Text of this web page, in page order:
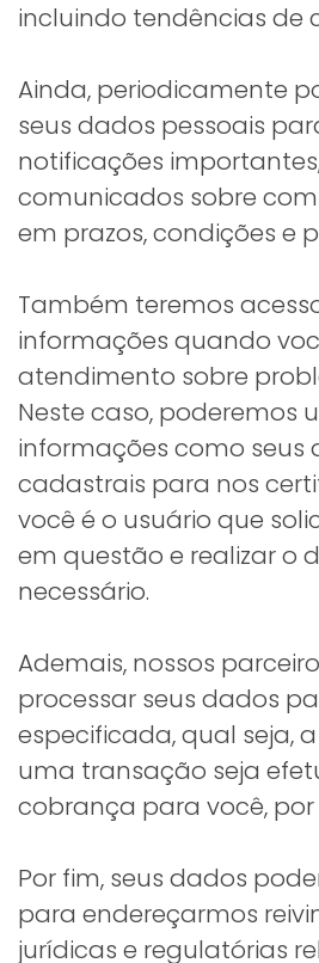
incluindo tendências de
Ainda, periodicamente
seus dados pessoais
notificações
comunicados sobre
em prazos, condições e
Também teremos
informações quando
atendimento sobre
Neste caso, poderemos
informações como seus
cadastrais para nos
você é o usuário que
em questão e realizar o
necessário.
Ademais, nossos
processar seus dados
especificada, qual seja,
uma transação seja
cobrança para você, por
Por fim, seus dados
para endereçarmos
jurídicas e regulatórias